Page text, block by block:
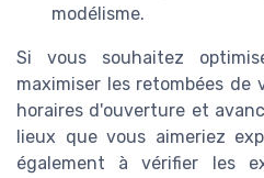
modélisme.
Si vous souhaitez
maximiser les retombées
horaires d'ouverture et
lieux que vous aimeriez
également à vérifier les